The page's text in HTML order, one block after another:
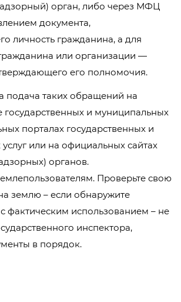
орган, либо через МФЦ
документа,
личность гражданина, а для
или организации —
его полномочия.
подача таких обращений на
государственных и муниципальных
порталах государственных и
или на официальных сайтах
органов.
Проверьте свою
землю – если обнаружите
с фактическим использованием – не
инспектора,
в порядок.